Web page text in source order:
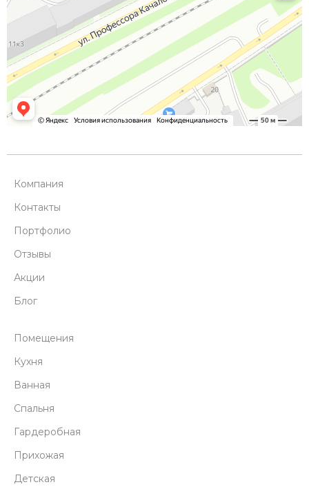
Компания
Контакты
Портфолио
Отзывы
Акции
Блог
Помещения
Кухня
Ванная
Спальня
Гардеробная
Прихожая
Детская